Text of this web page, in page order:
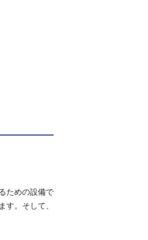
ための設備で
。そして、